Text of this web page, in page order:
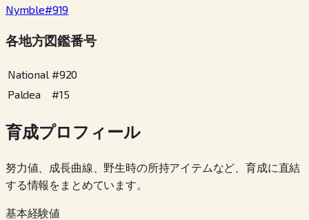
Nymble#919
各地方図鑑番号
National #920
Paldea
#15
育成プロフィール
努力値、成長曲線、野生時の所持アイテムなど、育成に直結
する情報をまとめています。
基本経験値